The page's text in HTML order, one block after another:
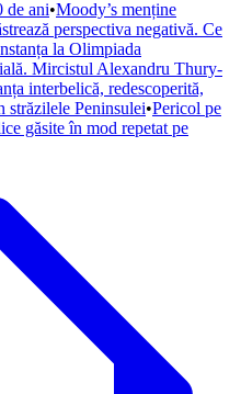
de ani•Moody’s menține
perspectiva negativă. Ce
la Olimpiada
Mircistul Alexandru Thury-
interbelică, redescoperită,
străzilele Peninsulei•Pericol pe
găsite în mod repetat pe